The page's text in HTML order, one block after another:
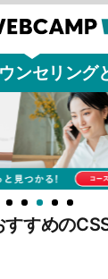
ンセリング
すすめの